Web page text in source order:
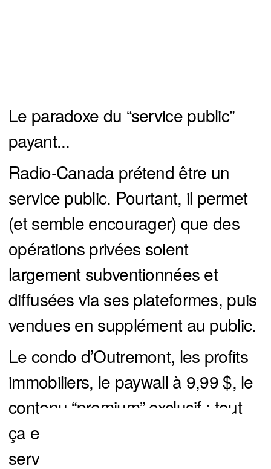
Le paradoxe du “service public”
payant...
Radio-Canada prétend être un
service public. Pourtant, il permet
(et semble encourager) que des
opérations privées soient
largement subventionnées et
diffusées via ses plateformes, puis
vendues en supplément au public.
Le condo d’Outremont, les profits
immobiliers, le paywall à 9,99 $, le
contenu “premium” exclusif : tout
ça envoie le message que le
service public ne sert plus le